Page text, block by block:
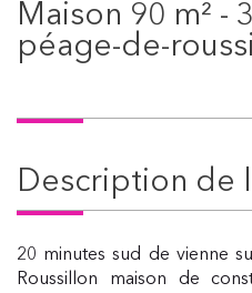
maison 90 m² - 3 pièces - le
péage-de-
description de
20 minutes sud de vienne
Roussillon maison de